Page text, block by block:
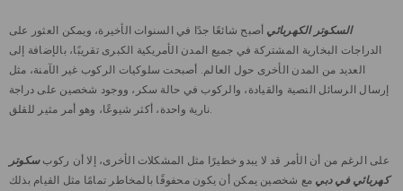
السكوتر الكهربائي أصبح شائعًا جدًا في السنوات الأخيرة، ويمكن العثور على
الدراجات البخارية المشتركة في جميع المدن الأمريكية الكبرى تقريبًا، بالإضافة إلى
العديد من المدن الأخرى حول العالم. أصبحت سلوكيات الركوب غير الآمنة، مثل
إرسال الرسائل النصية والقيادة، والركوب في حالة سكر، ووجود شخصين على دراجة
نارية واحدة، أكثر شيوعًا، وهو أمر مثير للقلق.
على الرغم من أن الأمر قد لا يبدو خطيرًا مثل المشكلات الأخرى، إلا أن ركوبسكوتر
كهربائي في دبي مع شخصين يمكن أن يكون محفوفًا بالمخاطر تمامًا مثل القيام بذلك